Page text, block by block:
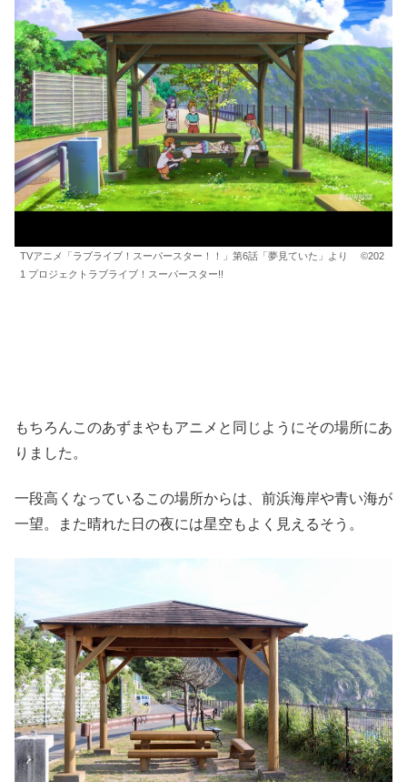
TVアニメ「ラブライブ！スーパースター！！」第6話「夢見ていた」より ©202
1 プロジェクトラブライブ！スーパースター!!
もちろんこのあずまやもアニメと同じようにその場所にあ
りました。
一段高くなっているこの場所からは、前浜海岸や青い海が
一望。また晴れた日の夜には星空もよく見えるそう。